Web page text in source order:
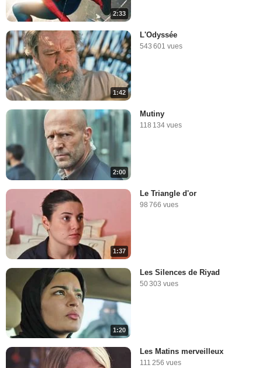
2:33
1:42
L'Odyssée
543 601 vues
2:00
Mutiny
118 134 vues
1:37
Le Triangle d'or
98 766 vues
1:20
Les Silences de Riyad
50 303 vues
Les Matins merveilleux
111 256 vues